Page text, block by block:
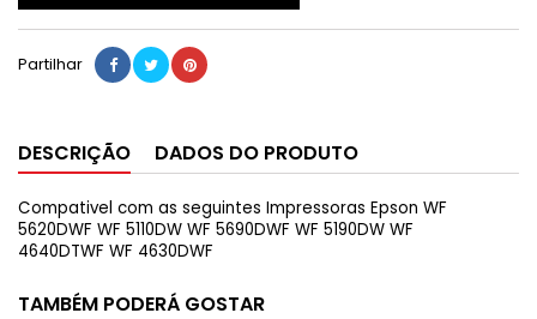
Partilhar
DESCRIÇÃO DADOS DO PRODUTO
Compativel com as seguintes Impressoras Epson WF
5620DWF WF 5110DW WF 5690DWF WF 5190DW WF
4640DTWF WF 4630DWF
TAMBÉM PODERÁ GOSTAR